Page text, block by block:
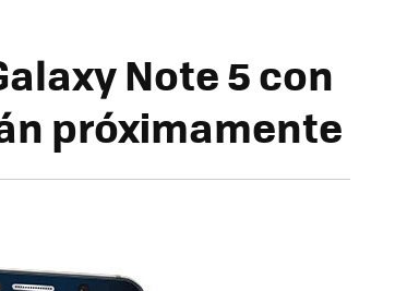
Note 5 con
próximamente